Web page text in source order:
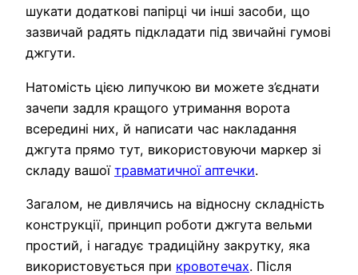
шукати додаткові папірці чи інші засоби, що
зазвичай радять підкладати під звичайні гумові
джгути.
Натомість цією липучкою ви можете з’єднати
зачепи задля кращого утримання ворота
всередині них, й написати час накладання
джгута прямо тут, використовуючи маркер зі
складу вашої травматичної аптечки.
Загалом, не дивлячись на відносну складність
конструкції, принцип роботи джгута вельми
простий, і нагадує традиційну закрутку, яка
використовується при кровотечах. Після